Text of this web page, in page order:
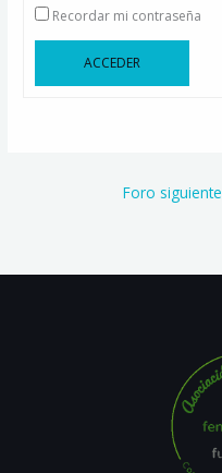
Recordar mi contraseña
Alternative:
ACCEDER
Foro siguiente